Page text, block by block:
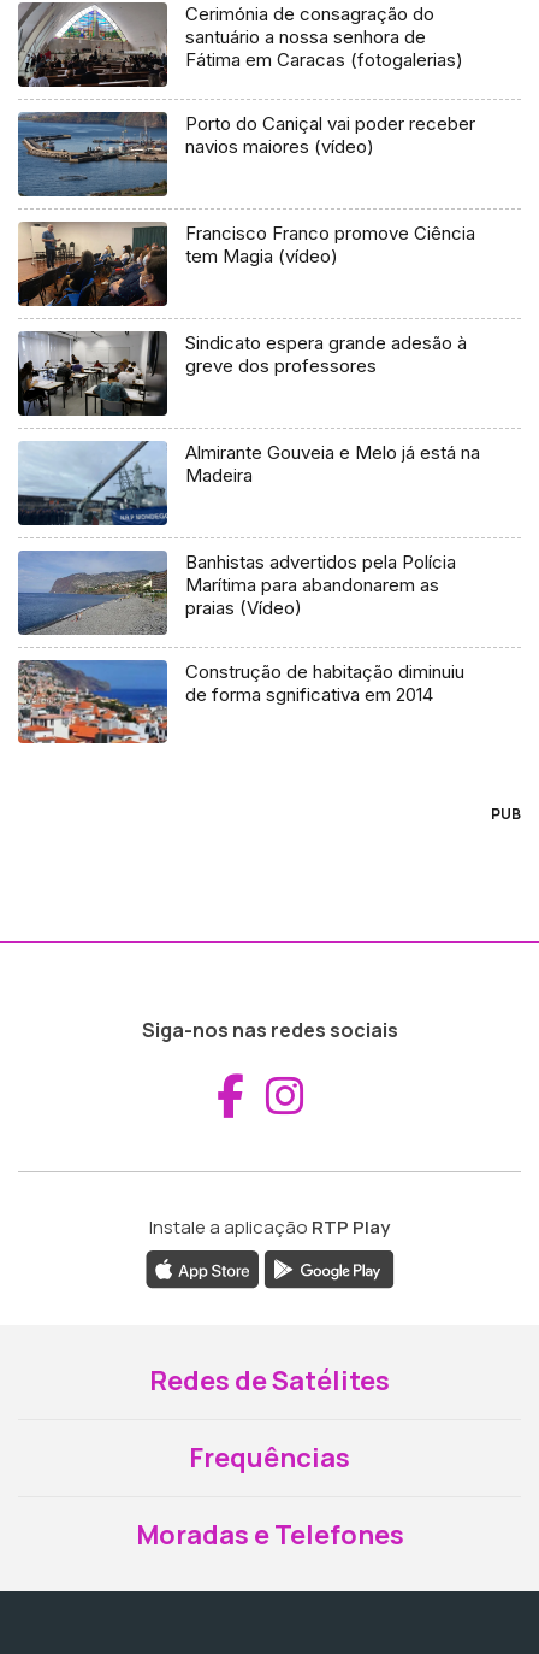
Cerimónia de consagração do
santuário a nossa senhora de
Fátima em Caracas (fotogalerias)
Porto do Caniçal vai poder receber
navios maiores (vídeo)
Francisco Franco promove Ciência
tem Magia (vídeo)
Sindicato espera grande adesão à
greve dos professores
Almirante Gouveia e Melo já está na
Madeira
Banhistas advertidos pela Polícia
Marítima para abandonarem as
praias (Vídeo)
Construção de habitação diminuiu
de forma sgnificativa em 2014
PUB
Siga-nos nas redes sociais
Aceder ao
Instale a aplicação RTP Play
Redes de Satélites
Frequências
Moradas e Telefones